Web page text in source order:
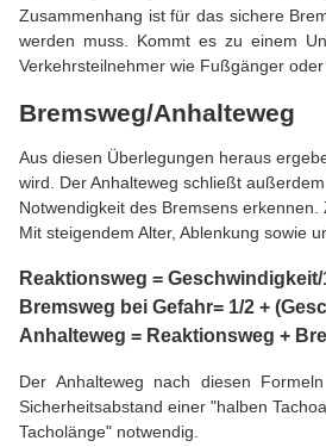
Zusammenhang ist für das sichere
werden muss. Kommt es zu einem
Verkehrsteilnehmer wie Fußgänger
Bremsweg/Anhalteweg
Aus diesen Überlegungen heraus
wird. Der Anhalteweg schließt
Notwendigkeit des Bremsens
Mit steigendem Alter, Ablenkung sowie
Reaktionsweg = Geschwindigkeit/
Bremsweg bei Gefahr= 1/2 +
Anhalteweg = Reaktionsweg +
Der Anhalteweg nach diesen
Sicherheitsabstand einer "halben
Tacholänge" notwendig.